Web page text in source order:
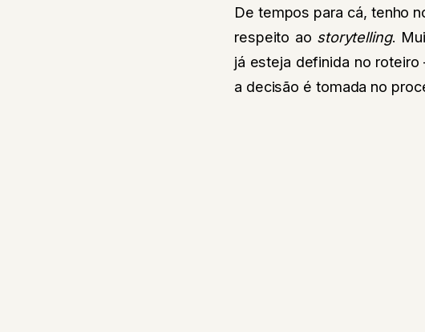
De tempos para cá, tenho
respeito ao storytelling.
já esteja definida no
a decisão é tomada no